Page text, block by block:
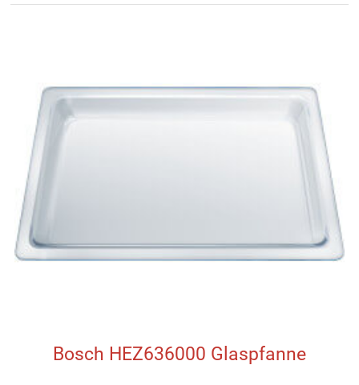
Bosch HEZ636000 Glaspfanne